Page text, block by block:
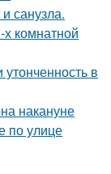
санузла.
комнатной
в
накануне
по улице